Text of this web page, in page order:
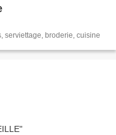
serviettage, broderie, cuisine